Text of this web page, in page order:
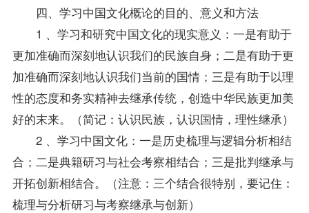
四、学习中国文化概论的目的、意义和方法
1 、学习和研究中国文化的现实意义：一是有助于
更加准确而深刻地认识我们的民族自身；二是有助于更
加准确而深刻地认识我们当前的国情；三是有助于以理
性的态度和务实精神去继承传统，创造中华民族更加美
好的末来。（简记：认识民族，认识国情，理性继承）
2 、学习中国文化：一是历史梳理与逻辑分析相结
合；二是典籍研习与社会考察相结合；三是批判继承与
开拓创新相结合。（注意：三个结合很特别，要记住：
梳理与分析研习与考察继承与创新）